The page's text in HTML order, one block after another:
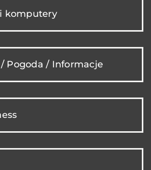
komputery
Pogoda / Informacje